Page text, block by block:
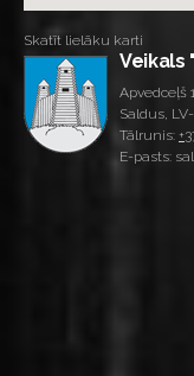
Skatīt lielāku karti
Veikals
Apvedceļš
Saldus, LV-
Tālrunis:
E-pasts: